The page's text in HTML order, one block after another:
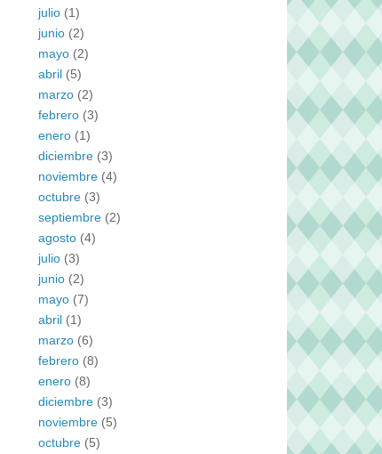
julio (1)
junio (2)
mayo (2)
abril (5)
marzo (2)
febrero (3)
enero (1)
diciembre (3)
noviembre (4)
octubre (3)
septiembre (2)
agosto (4)
julio (3)
junio (2)
mayo (7)
abril (1)
marzo (6)
febrero (8)
enero (8)
diciembre (3)
noviembre (5)
octubre (5)